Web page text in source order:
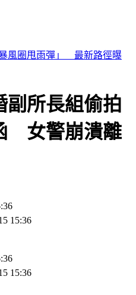
多久更重要 做對死亡率降
副所長組偷拍
女警崩潰離